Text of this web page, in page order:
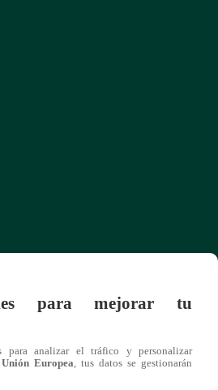
para mejorar tu
para analizar el tráfico y personalizar
Unión Europea , tus datos se gestionarán